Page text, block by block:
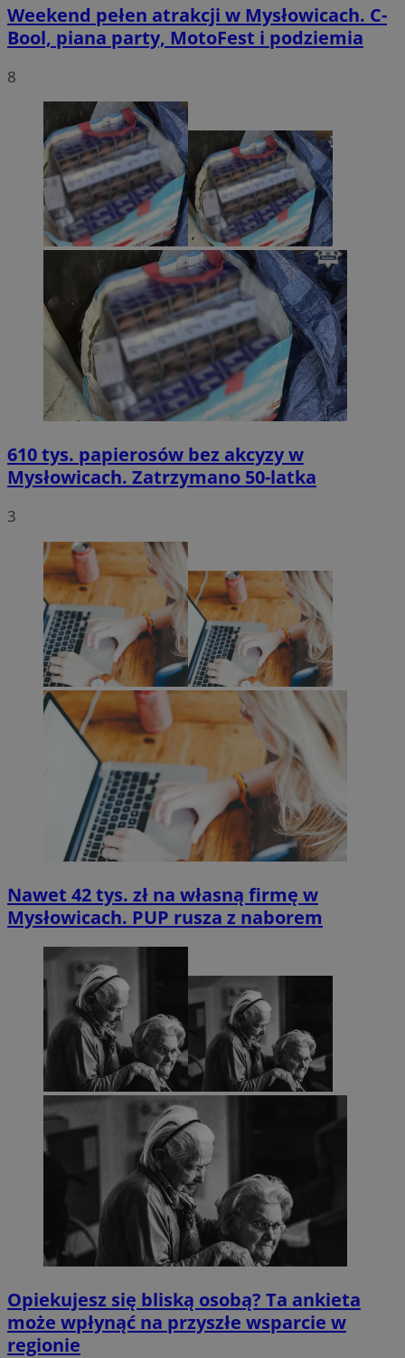
Weekend pełen atrakcji w Mysłowicach. C-
Bool, piana party, MotoFest i podziemia
8
610 tys. papierosów bez akcyzy w
Mysłowicach. Zatrzymano 50-latka
3
Nawet 42 tys. zł na własną firmę w
Mysłowicach. PUP rusza z naborem
Opiekujesz się bliską osobą? Ta ankieta
może wpłynąć na przyszłe wsparcie w
regionie